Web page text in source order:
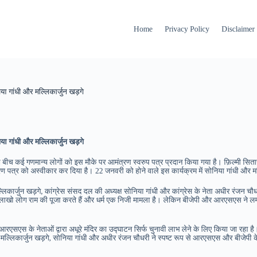
Home Privacy Policy Disclaimer
गांधी और मल्लिकार्जुन खड़गे
गांधी और मल्लिकार्जुन खड़गे
बीच कई गणमान्य लोगों को इस मौके पर आमंत्रण स्वरुप पत्र प्रदान किया गया है।
को अस्वीकार कर दिया है। 22 जनवरी को होने वाले इस कार्यक्रम में सोनिया गांधी और
खड़गे, कांग्रेस संसद दल की अध्यक्ष सोनिया गांधी और कांग्रेस के नेता अधीर रंजन
लोग राम की पूजा करते हैं और धर्म एक निजी मामला है। लेकिन बीजेपी और आरएसएस ने
के नेताओं द्वारा अधूरे मंदिर का उद्घाटन सिर्फ चुनावी लाभ लेने के लिए किया जा रहा
खड़गे, सोनिया गांधी और अधीर रंजन चौधरी ने स्पष्ट रूप से आरएसएस और बीजेपी